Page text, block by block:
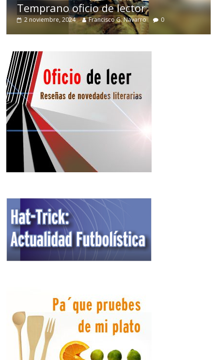
Temprano oficio de lector
2 noviembre, 2024 Francisco G. Navarro 0